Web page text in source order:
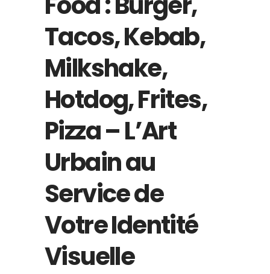
Tacos, Kebab,
Milkshake,
Hotdog, Frites,
Pizza – L’Art
Urbain au
Service de
Votre Identité
Visuelle